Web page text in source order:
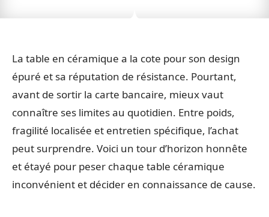
La table en céramique a la cote pour son design
épuré et sa réputation de résistance. Pourtant,
avant de sortir la carte bancaire, mieux vaut
connaître ses limites au quotidien. Entre poids,
fragilité localisée et entretien spécifique, l’achat
peut surprendre. Voici un tour d’horizon honnête
et étayé pour peser chaque table céramique
inconvénient et décider en connaissance de cause.